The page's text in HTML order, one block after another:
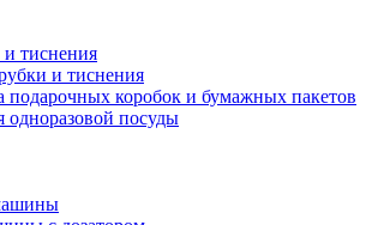
тиснения
и тиснения
подарочных коробок и бумажных пакетов
одноразовой посуды